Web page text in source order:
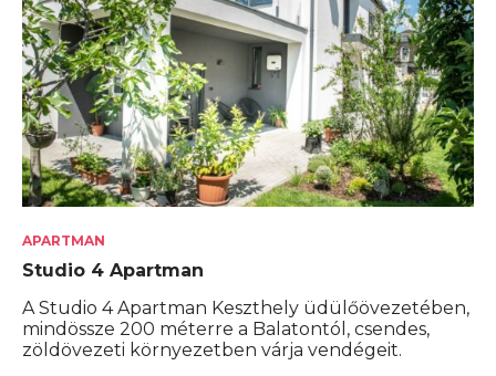
APARTMAN
Studio 4 Apartman
A Studio 4 Apartman Keszthely üdülőövezetében,
mindössze 200 méterre a Balatontól, csendes,
zöldövezeti környezetben várja vendégeit.